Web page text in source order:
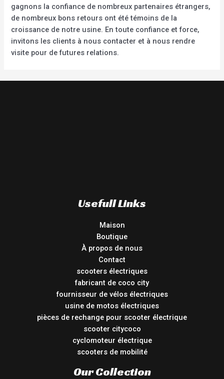
gagnons la confiance de nombreux partenaires étrangers,
de nombreux bons retours ont été témoins de la
croissance de notre usine. En toute confiance et force,
invitons les clients à nous contacter et à nous rendre
visite pour de futures relations.
Usefull Links
Maison
Boutique
À propos de nous
Contact
scooters électriques
fabricant de coco city
fournisseur de vélos électriques
usine de motos électriques
pièces de rechange pour scooter électrique
scooter citycoco
cyclomoteur électrique
scooters de mobilité
Our Collection